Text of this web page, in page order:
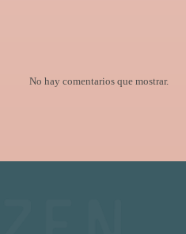
No hay comentarios que mostrar.